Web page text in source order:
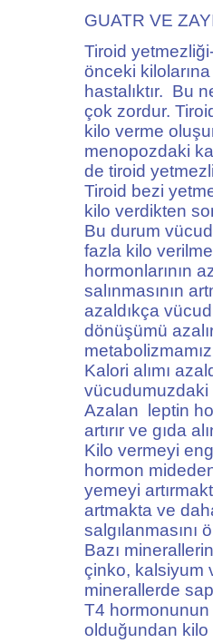
GUATR VE
Tiroid
önceki
hastalıktır. Bu
çok zordur.
kilo verme
menopozdaki
de tiroid
Tiroid bezi
kilo verdikten
Bu durum
fazla kilo
hormonlarının
salınmasının
azaldıkça
dönüşümü
Kalori alımı
vücudumuzdaki
Azalan leptin
artırır ve gıda
Kilo vermeyi
hormon
yemeyi
artmakta ve
Bazı
çinko, kalsiyum
minerallerde
T4
olduğundan kilo